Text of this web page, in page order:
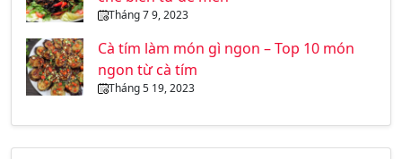
Tháng 7 9, 2023
Cà tím làm món gì ngon – Top 10 món
ngon từ cà tím
Tháng 5 19, 2023